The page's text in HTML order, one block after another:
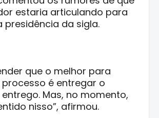
estaria articulando para
presidência da sigla.
que o melhor para
é entregar o
Mas, no momento,
nisso”, afirmou.